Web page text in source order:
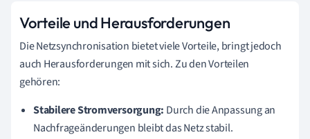
Vorteile und Herausforderungen
Die Netzsynchronisation bietet viele Vorteile, bringt jedoch
auch Herausforderungen mit sich. Zu den Vorteilen
gehören:
Stabilere Stromversorgung: Durch die Anpassung an
Nachfrageänderungen bleibt das Netz stabil.